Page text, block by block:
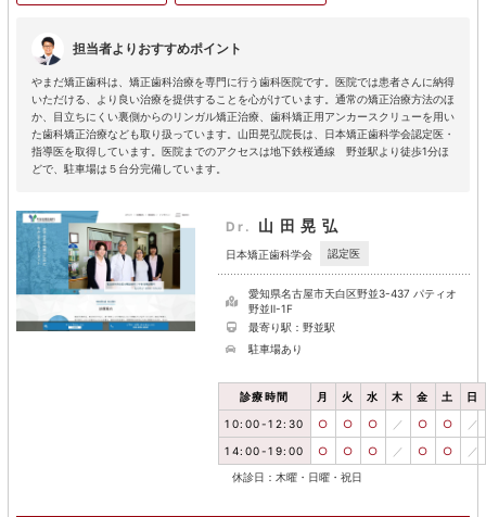
担当者よりおすすめポイント
やまだ矯正歯科は、矯正歯科治療を専門に行う歯科医院です。医院では患者さんに納得
いただける、より良い治療を提供することを心がけています。通常の矯正治療方法のほ
か、目立ちにくい裏側からのリンガル矯正治療、歯科矯正用アンカースクリューを用い
た歯科矯正治療なども取り扱っています。山田晃弘院長は、日本矯正歯科学会認定医・
指導医を取得しています。医院までのアクセスは地下鉄桜通線 野並駅より徒歩1分ほ
どで、駐車場は５台分完備しています。
Dr. 山田晃弘
日本矯正歯科学会 認定医
愛知県名古屋市天白区野並3-437 パティオ
野並Ⅱ-1F
最寄り駅：野並駅
駐車場あり
診療時間 月 火 水 木 金 土 日
10:00-12:30 ○ ○ ○ ／ ○ ○ ／
14:00-19:00 ○ ○ ○ ／ ○ ○ ／
休診日：木曜・日曜・祝日